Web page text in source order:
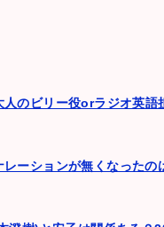
人のビリー役orラジオ英語
レーションが無くなったの